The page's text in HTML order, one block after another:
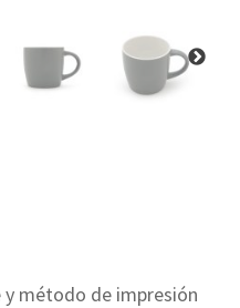
método de impresión